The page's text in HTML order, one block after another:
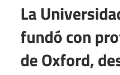
La
fundó con
de Oxford,